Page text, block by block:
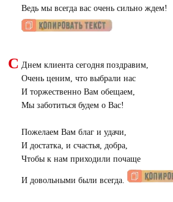
Ведь мы всегда вас очень сильно ждем!
С Днем клиента сегодня поздравим,
Очень ценим, что выбрали нас
И торжественно Вам обещаем,
Мы заботиться будем о Вас!
Пожелаем Вам благ и удачи,
И достатка, и счастья, добра,
Чтобы к нам приходили почаще
И довольными были всегда.